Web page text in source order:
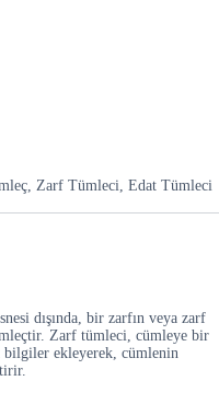
Zarf Tümleci, Edat Tümleci
dışında, bir zarfın veya zarf
Zarf tümleci, cümleye bir
bilgiler ekleyerek, cümlenin